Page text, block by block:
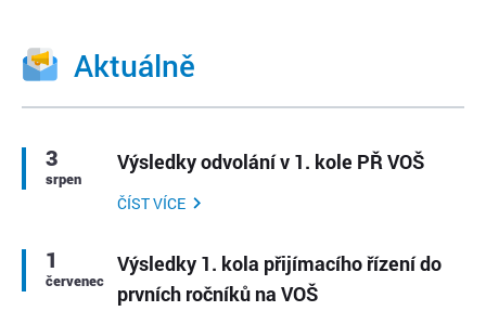
Aktuálně
3
srpen
Výsledky odvolání v 1. kole PŘ VOŠ
ČÍST VÍCE
1
červenec
Výsledky 1. kola přijímacího řízení do
prvních ročníků na VOŠ